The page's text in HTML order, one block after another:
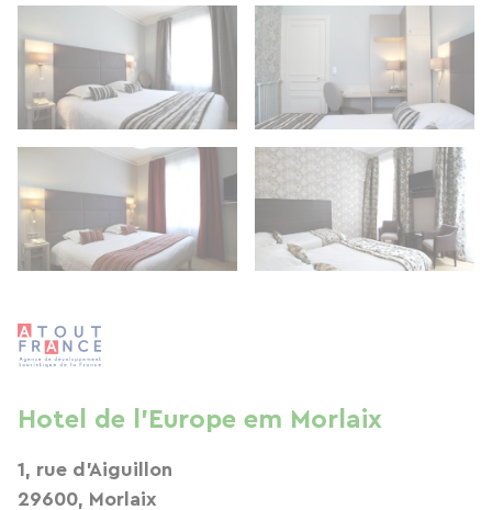
Hotel de l'Europe em Morlaix
1, rue d'Aiguillon
29600, Morlaix